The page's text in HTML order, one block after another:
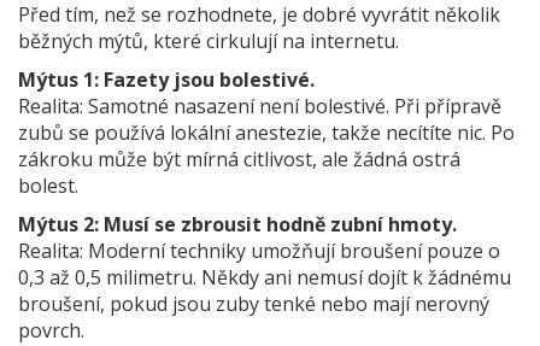
Před tím, než se rozhodnete, je dobré vyvrátit několik
běžných mýtů, které cirkulují na internetu.
Mýtus 1: Fazety jsou bolestivé.
Realita: Samotné nasazení není bolestivé. Při přípravě
zubů se používá lokální anestezie, takže necítíte nic. Po
zákroku může být mírná citlivost, ale žádná ostrá
bolest.
Mýtus 2: Musí se zbrousit hodně zubní hmoty.
Realita: Moderní techniky umožňují broušení pouze o
0,3 až 0,5 milimetru. Někdy ani nemusí dojít k žádnému
broušení, pokud jsou zuby tenké nebo mají nerovný
povrch.